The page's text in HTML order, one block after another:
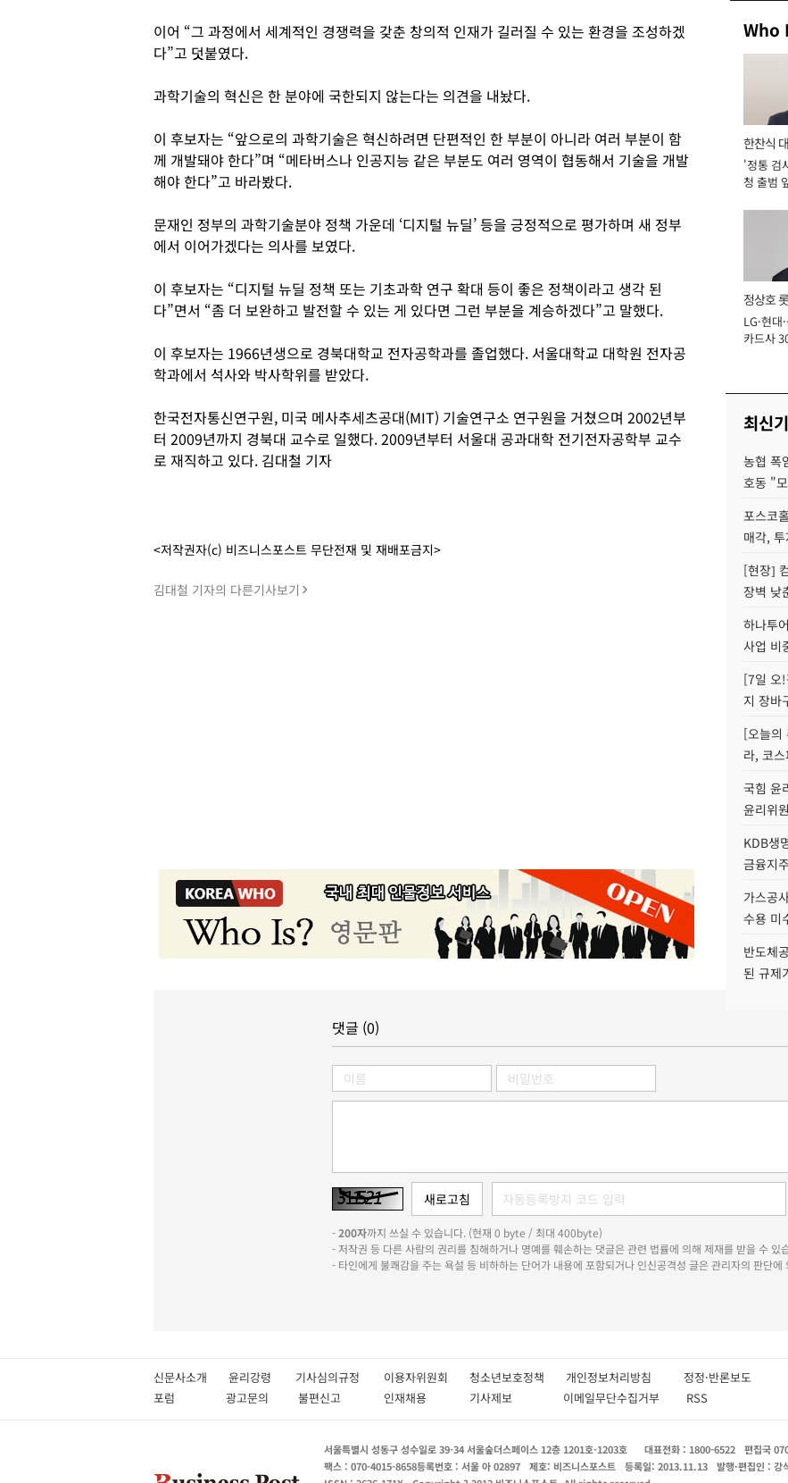
이어 “그 과정에서 세계적인 경쟁력을 갖춘 창의적 인재가 길러질 수 있는 환경을 조성하겠
다”고 덧붙였다.
과학기술의 혁신은 한 분야에 국한되지 않는다는 의견을 내놨다.
이 후보자는 “앞으로의 과학기술은 혁신하려면 단편적인 한 부분이 아니라 여러 부분이 함
께 개발돼야 한다”며 “메타버스나 인공지능 같은 부분도 여러 영역이 협동해서 기술을 개발
해야 한다”고 바라봤다.
문재인 정부의 과학기술분야 정책 가운데 ‘디지털 뉴딜’ 등을 긍정적으로 평가하며 새 정부
에서 이어가겠다는 의사를 보였다.
이 후보자는 “디지털 뉴딜 정책 또는 기초과학 연구 확대 등이 좋은 정책이라고 생각 된
다”면서 “좀 더 보완하고 발전할 수 있는 게 있다면 그런 부분을 계승하겠다”고 말했다.
이 후보자는 1966년생으로 경북대학교 전자공학과를 졸업했다. 서울대학교 대학원 전자공
학과에서 석사와 박사학위를 받았다.
한국전자통신연구원, 미국 메사추세츠공대(MIT) 기술연구소 연구원을 거쳤으며 2002년부
터 2009년까지 경북대 교수로 일했다. 2009년부터 서울대 공과대학 전기전자공학부 교수
로 재직하고 있다. 김대철 기자
<저작권자(c) 비즈니스포스트 무단전재 및 재배포금지>
김대철 기자의 다른기사보기
Who
한찬식
서관
'정통 검
청 출범
정상호
장
LG·현대
카드사
최신
농협 폭
호동 "
포스코
매각,
[현장]
장벽 낮
하나투
사업 비
[7일 오
지 장바
[오늘의
라, 코
국힘 윤
윤리위
KDB생
금융지
가스공
수용 미
반도체
된 규제
댓글 (0)
-200자까지 쓰실 수 있습니다. (현재 0 byte / 최대 400byte)
- 저작권 등 다른 사람의 권리를 침해하거나 명예를 훼손하는 댓글은 관련 법률에 의해 제재를 받을 수 있
- 타인에게 불쾌감을 주는 욕설 등 비하하는 단어가 내용에 포함되거나 인신공격성 글은 관리자의 판단에
신문사소개 윤리강령 기사심의규정 이용자위원회 청소년보호정책 개인정보처리방침 정정·반론보도
포럼
광고문의 불편신고 인재채용 기사제보 이메일무단수집거부 RSS
서울특별시 성동구 성수일로 39-34 서울숲더스페이스 12층 1201호-1203호 대표전화 : 1800-6522 편집국
팩스 : 070-4015-8658등록번호 : 서울 아 02897 제호: 비즈니스포스트 등록일: 2013.11.13 발행·편집인 : 강